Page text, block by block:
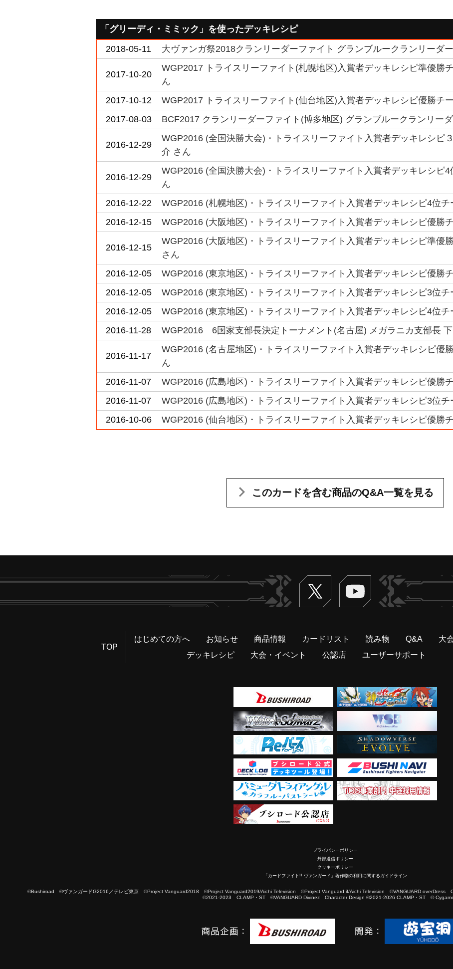
「グリーディ・ミミック」を使ったデッキレシピ
2018-05-11
大ヴァンガ祭2018クランリーダーファイト グランブルークランリーダ
2017-10-20
WGP2017 トライスリーファイト(札幌地区)入賞者デッキレシピ準優勝
ん
2017-10-12
WGP2017 トライスリーファイト(仙台地区)入賞者デッキレシピ優勝チ
2017-08-03
BCF2017 クランリーダーファイト(博多地区) グランブルークランリー
2016-12-29
WGP2016 (全国決勝大会)・トライスリーファイト入賞者デッキレシ
介 さん
2016-12-29
WGP2016 (全国決勝大会)・トライスリーファイト入賞者デッキレシピ4
ん
2016-12-22
WGP2016 (札幌地区)・トライスリーファイト入賞者デッキレシピ4位
2016-12-15
WGP2016 (大阪地区)・トライスリーファイト入賞者デッキレシピ優勝
2016-12-15
WGP2016 (大阪地区)・トライスリーファイト入賞者デッキレシピ準優
さん
2016-12-05
WGP2016 (東京地区)・トライスリーファイト入賞者デッキレシピ優勝
2016-12-05
WGP2016 (東京地区)・トライスリーファイト入賞者デッキレシピ3位
2016-12-05
WGP2016 (東京地区)・トライスリーファイト入賞者デッキレシピ4位
2016-11-28
WGP2016 6国家支部長決定トーナメント(名古屋) メガラニカ支部長
2016-11-17
WGP2016 (名古屋地区)・トライスリーファイト入賞者デッキレシピ優
ん
2016-11-07
WGP2016 (広島地区)・トライスリーファイト入賞者デッキレシピ優勝
2016-11-07
WGP2016 (広島地区)・トライスリーファイト入賞者デッキレシピ3位
2016-10-06
WGP2016 (仙台地区)・トライスリーファイト入賞者デッキレシピ優勝
このカードを含む商品のQ&A一覧を見る
Twitter ヴァンガードch
TOP
はじめての方へ お知らせ 商品情報 カードリスト 読み物 Q&A
大
デッキレシピ
大会・イベント 公認店 ユーザーサポート
プライバシーポリシー
外部送信ポリシー
クッキーポリシー
「カードファイト!! ヴァンガード」著作物の利用に関するガイドライン
©Bushiroad ©ヴァンガードG2016／テレビ東京 ©Project Vanguard2018 ©Project Vanguard2019/Aichi Television ©Project Vanguard if/Aichi Television ©VANGUARD overDress
©2021-2023 CLAMP・ST ©VANGUARD Divinez Character Design ©2021-2026 CLAMP・ST ©